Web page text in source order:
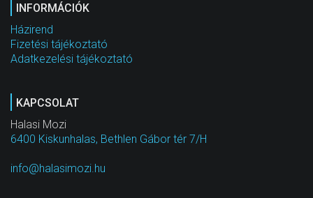
INFORMÁCIÓK
Házirend
Fizetési tájékoztató
Adatkezelési tájékoztató
KAPCSOLAT
Halasi Mozi
6400 Kiskunhalas, Bethlen Gábor tér 7/H
info@halasimozi.hu